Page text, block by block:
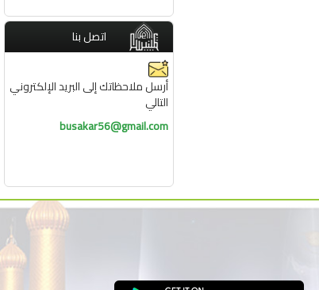
اتصل بنا
أرسل ملاحظاتك إلى البريد الإلكتروني
التالي
busakar56@gmail.com